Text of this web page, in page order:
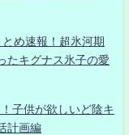
め速報！超氷河期
たキグナス氷子の愛
子供が欲しいど陰キ
計画編